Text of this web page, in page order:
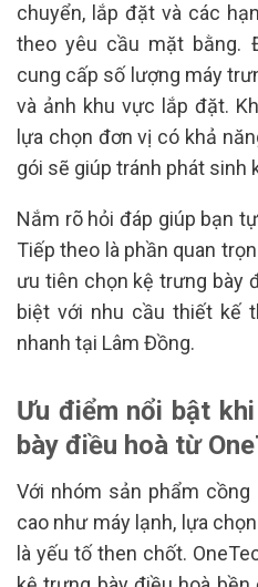
chuyển, lắp đặt và các
theo yêu cầu mặt bằng.
cung cấp số lượng máy
và ảnh khu vực lắp đặt.
lựa chọn đơn vị có khả
gói sẽ giúp tránh phát sinh
Nắm rõ hỏi đáp giúp bạn
Tiếp theo là phần quan
ưu tiên chọn kệ trưng bày
biệt với nhu cầu thiết kế
nhanh tại Lâm Đồng.
Ưu điểm nổi bật
bày điều hoà từ
Với nhóm sản phẩm
cao như máy lạnh, lựa
là yếu tố then chốt.